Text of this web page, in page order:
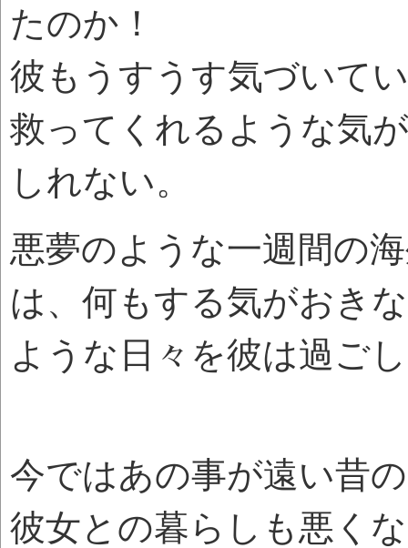
たのか！
彼もうすうす気づいて
救ってくれるような気
しれない。
悪夢のような一週間の
は、何もする気がおき
ような日々を彼は過ご
今ではあの事が遠い昔
彼女との暮らしも悪く